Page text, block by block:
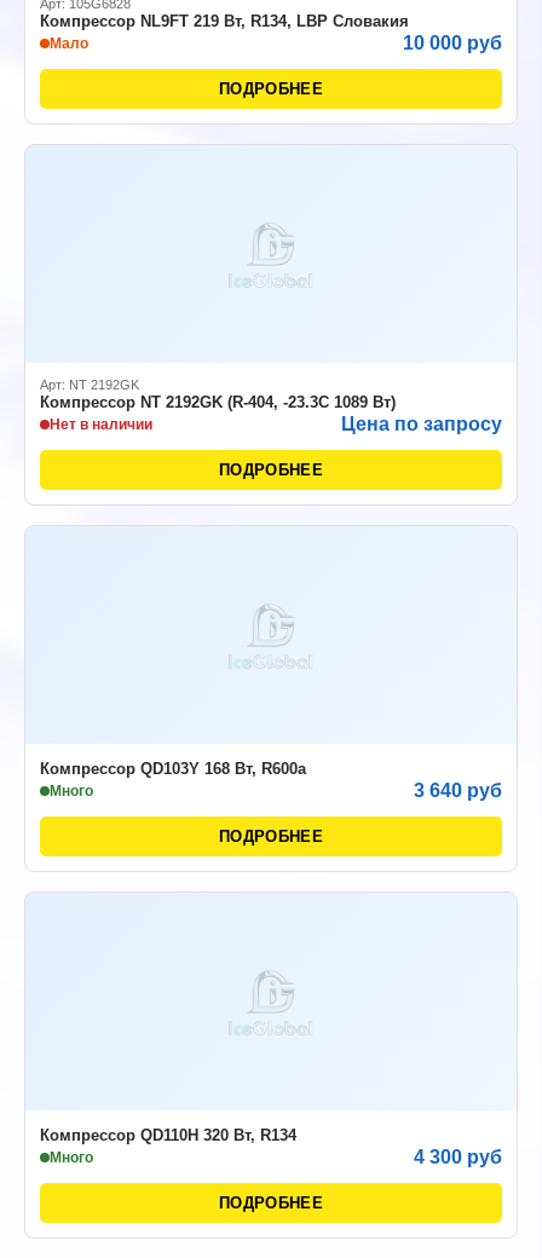
Арт: 105G6828
Компрессор NL9FT 219 Вт, R134, LBP Словакия
Мало 10 000 руб
ПОДРОБНЕЕ
Арт: NT 2192GK
Компрессор NT 2192GK (R-404, -23.3C 1089 Вт)
Нет в наличии Цена по запросу
ПОДРОБНЕЕ
Компрессор QD103Y 168 Вт, R600a
Много 3 640 руб
ПОДРОБНЕЕ
Компрессор QD110H 320 Вт, R134
Много 4 300 руб
ПОДРОБНЕЕ